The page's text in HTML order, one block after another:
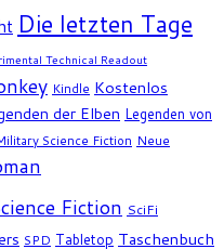
Die letzten Tage
Technical Readout
Kindle Kostenlos
der Elben Legenden von
Science Fiction Neue
Fiction SciFi
SPD Tabletop Taschenbuch